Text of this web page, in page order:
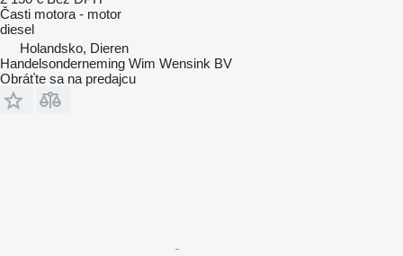
Časti motora - motor
diesel
Holandsko, Dieren
Handelsonderneming Wim Wensink BV
Obráťte sa na predajcu